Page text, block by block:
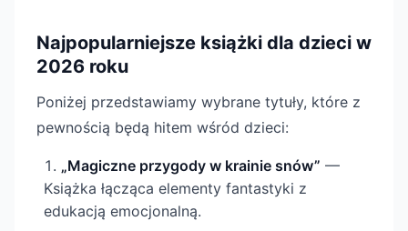
Najpopularniejsze książki dla dzieci w
2026 roku
Poniżej przedstawiamy wybrane tytuły, które z
pewnością będą hitem wśród dzieci:
„Magiczne przygody w krainie snów” —
Książka łącząca elementy fantastyki z
edukacją emocjonalną.